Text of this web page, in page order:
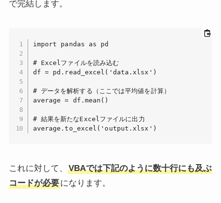
で完結します。
import pandas as pd
# Excelファイルを読み込む
df = pd.read_excel('data.xlsx')
# データを解析する（ここでは平均値を計算）
average = df.mean()
# 結果を新たなExcelファイルに出力
これに対して、
VBAでは下記のように数十行にも及ぶ
コードが必要になります。